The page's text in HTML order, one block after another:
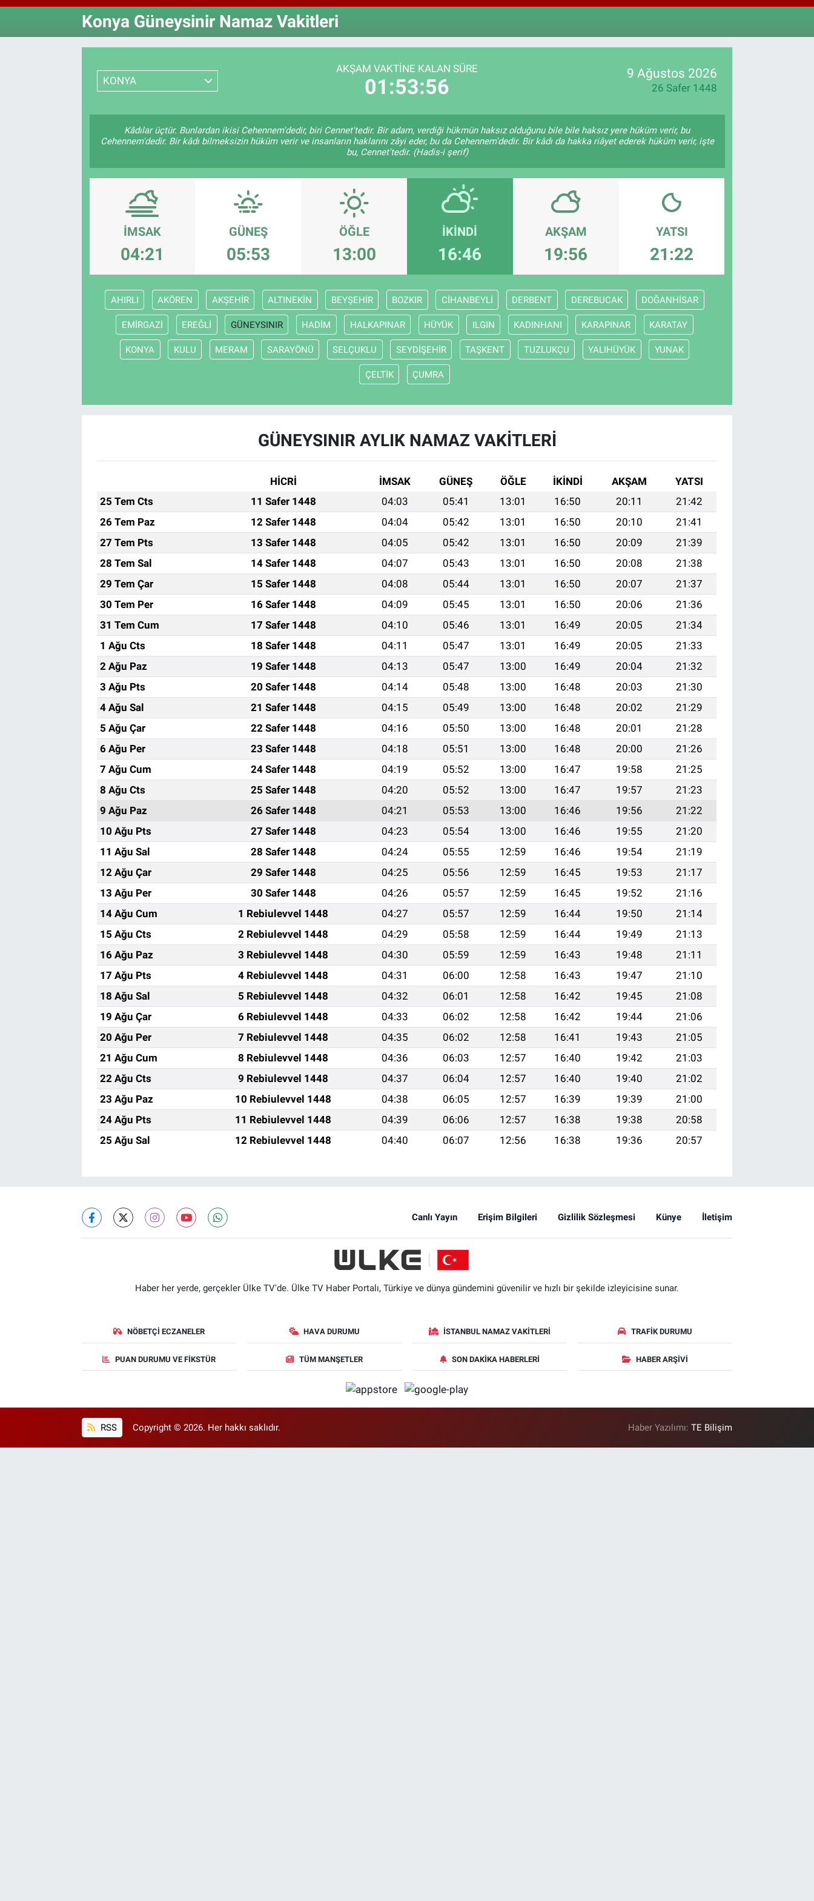
6660.55
%0
Konya Güneysinir Namaz Vakitleri
KONYA
AKŞAM VAKTINE KALAN SÜRE
01:53:55
9 Ağustos 2026
26 Safer 1448
Kâdılar üçtür. Bunlardan ikisi Cehennem'dedir, biri Cennet'tedir. Bir adam, verdiği hükmün haksız olduğunu bile bile haksız yere hüküm verir, bu
Cehennem'dedir. Bir kâdı bilmeksizin hüküm verir ve insanların haklarını zâyi eder, bu da Cehennem'dedir. Bir kâdı da hakka riâyet ederek hüküm verir, işte
bu, Cennet'tedir. (Hadis-i şerif)
İMSAK
04:21
GÜNEŞ
05:53
ÖĞLE
13:00
İKINDI
16:46
AKŞAM
19:56
YATSI
21:22
AHIRLI AKÖREN AKŞEHİR ALTINEKİN BEYŞEHİR BOZKIR CİHANBEYLİ DERBENT DEREBUCAK DOĞANHİSAR
EMİRGAZİ EREĞLİ GÜNEYSINIR HADİM HALKAPINAR HÜYÜK ILGIN KADINHANI KARAPINAR KARATAY
KONYA KULU MERAM SARAYÖNÜ SELÇUKLU SEYDİŞEHİR TAŞKENT TUZLUKÇU YALIHÜYÜK YUNAK
ÇELTİK ÇUMRA
GÜNEYSINIR AYLIK NAMAZ VAKITLERI
HİCRİ İMSAK GÜNEŞ ÖĞLE İKINDI AKŞAM
YATSI
25 Tem Cts
11 Safer 1448 04:03 05:41 13:01 16:50 20:11
21:42
26 Tem Paz
12 Safer 1448 04:04 05:42 13:01 16:50 20:10
21:41
27 Tem Pts
13 Safer 1448 04:05 05:42 13:01 16:50 20:09
21:39
28 Tem Sal
14 Safer 1448 04:07 05:43 13:01 16:50 20:08
21:38
29 Tem Çar
15 Safer 1448 04:08 05:44 13:01 16:50 20:07
21:37
30 Tem Per
16 Safer 1448 04:09 05:45 13:01 16:50 20:06
21:36
31 Tem Cum
17 Safer 1448 04:10 05:46 13:01 16:49 20:05
21:34
1 Ağu Cts
18 Safer 1448 04:11 05:47 13:01 16:49 20:05
21:33
2 Ağu Paz
19 Safer 1448 04:13 05:47 13:00 16:49 20:04
21:32
3 Ağu Pts
20 Safer 1448 04:14 05:48 13:00 16:48 20:03
21:30
4 Ağu Sal
21 Safer 1448 04:15 05:49 13:00 16:48 20:02
21:29
5 Ağu Çar
22 Safer 1448 04:16 05:50 13:00 16:48 20:01
21:28
6 Ağu Per
23 Safer 1448 04:18 05:51 13:00 16:48 20:00
21:26
7 Ağu Cum
24 Safer 1448 04:19 05:52 13:00 16:47 19:58
21:25
8 Ağu Cts
25 Safer 1448 04:20 05:52 13:00 16:47 19:57
21:23
9 Ağu Paz
26 Safer 1448 04:21 05:53 13:00 16:46 19:56
21:22
10 Ağu Pts
27 Safer 1448 04:23 05:54 13:00 16:46 19:55
21:20
11 Ağu Sal
28 Safer 1448 04:24 05:55 12:59 16:46 19:54
21:19
12 Ağu Çar
29 Safer 1448 04:25 05:56 12:59 16:45 19:53
21:17
13 Ağu Per
30 Safer 1448 04:26 05:57 12:59 16:45 19:52
21:16
14 Ağu Cum
1 Rebiulevvel 1448 04:27 05:57 12:59 16:44 19:50
21:14
15 Ağu Cts
2 Rebiulevvel 1448 04:29 05:58 12:59 16:44 19:49
21:13
16 Ağu Paz
3 Rebiulevvel 1448 04:30 05:59 12:59 16:43 19:48
21:11
17 Ağu Pts
4 Rebiulevvel 1448 04:31 06:00 12:58 16:43 19:47
21:10
18 Ağu Sal
5 Rebiulevvel 1448 04:32 06:01 12:58 16:42 19:45
21:08
19 Ağu Çar
6 Rebiulevvel 1448 04:33 06:02 12:58 16:42 19:44
21:06
20 Ağu Per
7 Rebiulevvel 1448 04:35 06:02 12:58 16:41 19:43
21:05
21 Ağu Cum
8 Rebiulevvel 1448 04:36 06:03 12:57 16:40 19:42
21:03
22 Ağu Cts
9 Rebiulevvel 1448 04:37 06:04 12:57 16:40 19:40
21:02
23 Ağu Paz
10 Rebiulevvel 1448 04:38 06:05 12:57 16:39 19:39
21:00
24 Ağu Pts
11 Rebiulevvel 1448 04:39 06:06 12:57 16:38 19:38
20:58
25 Ağu Sal
12 Rebiulevvel 1448 04:40 06:07 12:56 16:38 19:36 20:57
Canlı Yayın Erişim Bilgileri Gizlilik Sözleşmesi Künye İletişim
Haber her yerde, gerçekler Ülke TV'de. Ülke TV Haber Portalı, Türkiye ve dünya gündemini güvenilir ve hızlı bir şekilde izleyicisine sunar.
NÖBETÇI ECZANELER HAVA DURUMU İSTANBUL NAMAZ VAKITLERI TRAFIK DURUMU
PUAN DURUMU VE FIKSTÜR TÜM MANŞETLER SON DAKIKA HABERLERI HABER ARŞIVI
RSS Copyright © 2026. Her hakkı saklıdır. Haber Yazılımı:TE Bilişim
Özel Haberler
Erişim Bilgileri
Haber Arşivi